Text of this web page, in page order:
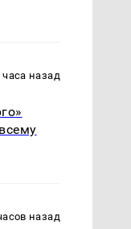
часа назад
назад